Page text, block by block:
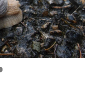
Next